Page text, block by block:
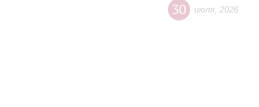
30 июля 2026